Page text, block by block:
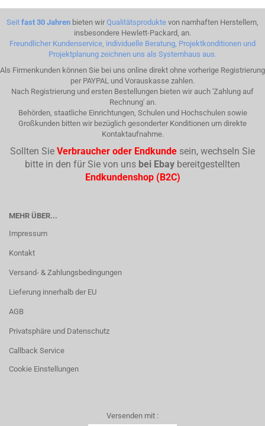
Seit fast 30 Jahren bieten wir Qualitätsprodukte von namhaften Herstellern,
insbesondere Hewlett-Packard, an.
Freundlicher Kundenservice, individuelle Beratung, Projektkonditionen und
Projektplanung zeichnen uns als Systemhaus aus.
Als Firmenkunden können Sie bei uns online direkt ohne vorherige Registrierung
per PAYPAL und Vorauskasse zahlen.
Nach Registrierung und ersten Bestellungen bieten wir auch 'Zahlung auf
Rechnung' an.
Behörden, staatliche Einrichtungen, Schulen und Hochschulen sowie
Großkunden bitten wir bezüglich gesonderter Konditionen um direkte
Kontaktaufnahme.
Sollten Sie Verbraucher oder Endkunde sein, wechseln Sie
bitte in den für Sie von uns bei Ebay bereitgestellten
Endkundenshop (B2C)
MEHR ÜBER...
Impressum
Kontakt
Versand- & Zahlungsbedingungen
Lieferung innerhalb der EU
AGB
Privatsphäre und Datenschutz
Callback Service
Cookie Einstellungen
Versenden mit :